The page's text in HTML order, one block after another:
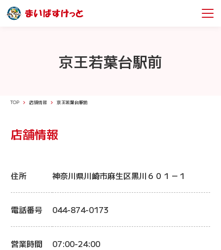
京王若葉台駅前
TOP 店舗情報 京王若葉台駅前
店舗情報
住所 神奈川県川崎市麻生区黒川６０１－１
電話番号 044-874-0173
営業時間 07:00-24:00